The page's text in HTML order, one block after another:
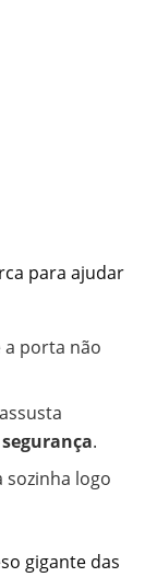
para ajudar
a porta não
.
sozinha logo
gigante das